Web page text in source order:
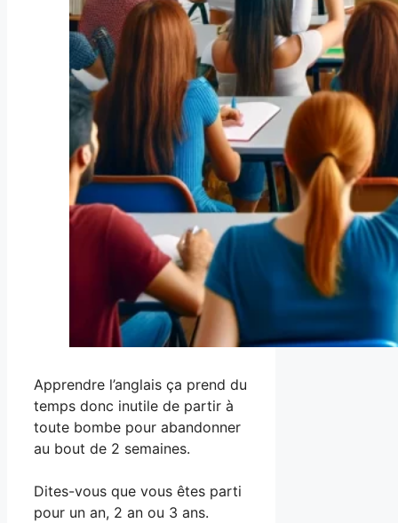
Apprendre l’anglais ça prend du
temps donc inutile de partir à
toute bombe pour abandonner
au bout de 2 semaines.
Dites-vous que vous êtes parti
pour un an, 2 an ou 3 ans.